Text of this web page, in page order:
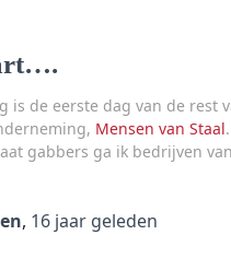
is de eerste dag van de rest
Mensen van Staal
gabbers ga ik bedrijven
, 16 jaargeleden